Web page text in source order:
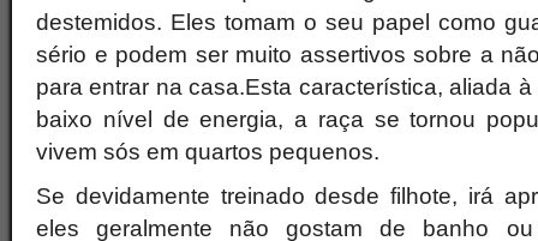
destemidos. Eles tomam o seu papel como
sério e podem ser muito assertivos sobre a
para entrar na casa.Esta característica, aliada
baixo nível de energia, a raça se tornou
vivem sós em quartos pequenos.
Se devidamente treinado desde filhote, irá
eles geralmente não gostam de banho